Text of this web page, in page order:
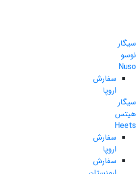
سیگار
نوسو
Nuso
سفارش
اروپا
سیگار
هیتس
Heets
سفارش
اروپا
سفارش